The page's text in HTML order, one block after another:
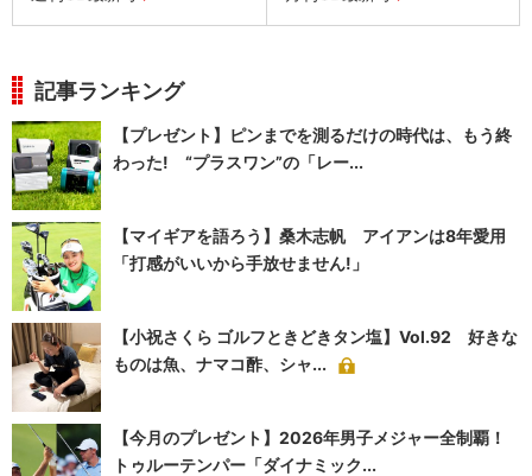
記事ランキング
【プレゼント】ピンまでを測るだけの時代は、もう終
わった! “プラスワン”の「レー...
【マイギアを語ろう】桑木志帆 アイアンは8年愛用
「打感がいいから手放せません!」
【小祝さくら ゴルフときどきタン塩】Vol.92 好きな
ものは魚、ナマコ酢、シャ...
【今月のプレゼント】2026年男子メジャー全制覇！
トゥルーテンパー「ダイナミック...